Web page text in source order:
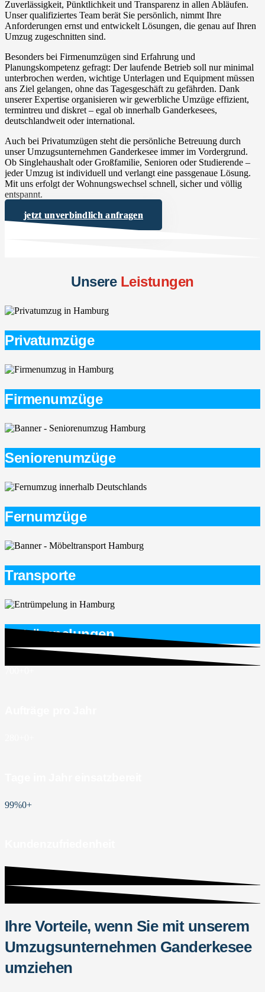
Zuverlässigkeit, Pünktlichkeit und Transparenz in allen Abläufen.
Unser qualifiziertes Team berät Sie persönlich, nimmt Ihre
Anforderungen ernst und entwickelt Lösungen, die genau auf Ihren
Umzug zugeschnitten sind.
Besonders bei Firmenumzügen sind Erfahrung und
Planungskompetenz gefragt: Der laufende Betrieb soll nur minimal
unterbrochen werden, wichtige Unterlagen und Equipment müssen
ans Ziel gelangen, ohne das Tagesgeschäft zu gefährden. Dank
unserer Expertise organisieren wir gewerbliche Umzüge effizient,
termintreu und diskret – egal ob innerhalb Ganderkesees,
deutschlandweit oder international.
Auch bei Privatumzügen steht die persönliche Betreuung durch
unser Umzugsunternehmen Ganderkesee immer im Vordergrund.
Ob Singlehaushalt oder Großfamilie, Senioren oder Studierende –
jeder Umzug ist individuell und verlangt eine passgenaue Lösung.
Mit uns erfolgt der Wohnungswechsel schnell, sicher und völlig
entspannt.
jetzt unverbindlich anfragen
UnsereLeistungen
Privatumzüge
Firmenumzüge
Seniorenumzüge
Fernumzüge
Transporte
Entrümpelungen
99%0+
Ihre Vorteile, wenn Sie mit unserem
Umzugsunternehmen Ganderkesee
umziehen